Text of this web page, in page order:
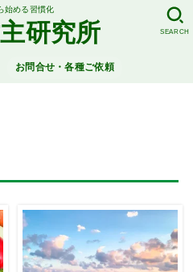
始める習慣化
研究所
お問合せ・各種ご依頼
SEARCH